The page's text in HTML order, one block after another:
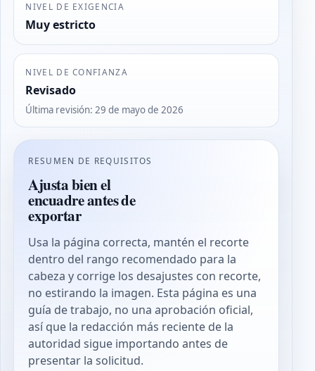
NIVEL DE EXIGENCIA
Muy estricto
NIVEL DE CONFIANZA
Revisado
Última revisión:29 de mayo de 2026
RESUMEN DE REQUISITOS
Ajusta bien el
encuadre antes de
exportar
Usa la página correcta, mantén el recorte
dentro del rango recomendado para la
cabeza y corrige los desajustes con recorte,
no estirando la imagen. Esta página es una
guía de trabajo, no una aprobación oficial,
así que la redacción más reciente de la
autoridad sigue importando antes de
presentar la solicitud.